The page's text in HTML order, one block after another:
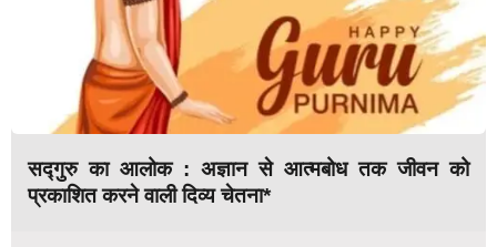
सद्गुरु का आलोक : अज्ञान से आत्मबोध तक जीवन को
प्रकाशित करने वाली दिव्य चेतना*